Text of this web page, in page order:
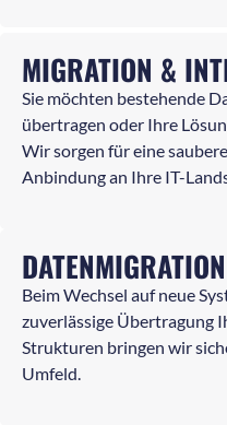
MIGRATION &
Sie möchten bestehende
übertragen oder Ihre
Wir sorgen für eine
Anbindung an Ihre IT-
Beim Wechsel auf neue
zuverlässige Übertragung
Strukturen bringen wir
Umfeld.